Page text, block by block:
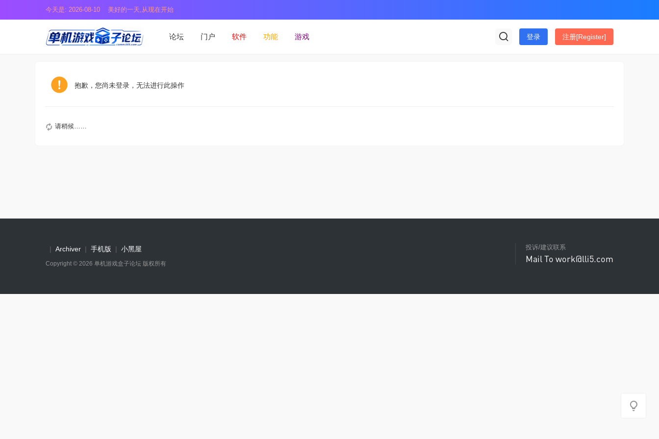
今天是: 2026-08-10 美好的一天,从现在开始
论坛 门户 软件 功能 游戏 登录 注册[Register]
抱歉，您尚未登录，无法进行此操作
请稍候……
投诉/建议联系
Mail To work@lli5.com
| Archiver | 手机版 | 小黑屋
Copyright © 2026 单机游戏盒子论坛 版权所有